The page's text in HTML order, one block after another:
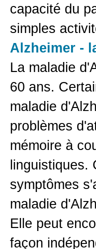
capacité du
simples
Alzheimer -
La maladie
60 ans.
maladie
problèmes
mémoire à
linguistiques.
symptômes
maladie
Elle peut
façon